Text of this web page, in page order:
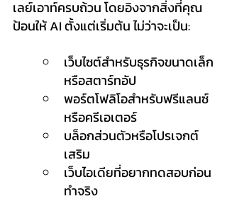
เลย์เอาท์ครบถ้วน โดยอิงจากสิ่งที่คุณ
ป้อนให้ AI ตั้งแต่เริ่มต้น ไม่ว่าจะเป็น:
เว็บไซต์สำหรับธุรกิจขนาดเล็ก
หรือสตาร์ทอัป
พอร์ตโฟลิโอสำหรับฟรีแลนซ์
หรือครีเอเตอร์
บล็อกส่วนตัวหรือโปรเจกต์
เสริม
เว็บไอเดียที่อยากทดสอบก่อน
ทำจริง